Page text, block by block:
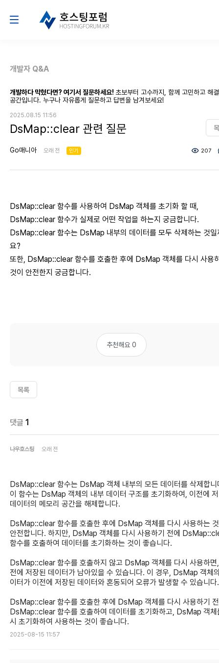
개발자 Q&A
개발하다 막혔다면? 여기서 질문하세요! 초보부터 고수까지, 함께 고민하고 해
공간입니다. 누구나 자유롭게 질문하고 답변을 남겨보세요!
2025.08.15 11:56
DsMap::clear 관련 질문
Go매니아 오래 전 인기 207
DsMap::clear 함수를 사용하여 DsMap 객체를 초기화 할 때,
DsMap::clear 함수가 실제로 어떤 작업을 하는지 궁금합니다.
DsMap::clear 함수는 DsMap 내부의 데이터를 모두 삭제하는 것일
요?
또한, DsMap::clear 함수를 호출한 후에 DsMap 객체를 다시 사용
것이 안전한지 궁금합니다.
추천해요 0
목록
댓글 1
나우호스팅 오래 전
DsMap::clear 함수는 DsMap 객체 내부의 모든 데이터를 삭제합니
이 함수는 DsMap 객체의 내부 데이터 구조를 초기화하여, 이전에
데이터의 메모리 공간을 해제합니다.
DsMap::clear 함수를 호출한 후에 DsMap 객체를 다시 사용하는
안전합니다. 하지만, DsMap 객체를 다시 사용하기 전에
함수를 호출하여 데이터를 초기화하는 것이 좋습니다.
DsMap::clear 함수를 호출하지 않고 DsMap 객체를 다시 사용하면
전에 저장된 데이터가 남아있을 수 있습니다. 이 경우, DsMap 객체
이터가 이전에 저장된 데이터와 혼동되어 오류가 발생할 수 있습니다.
DsMap::clear 함수를 호출한 후에 DsMap 객체를 다시 사용하기
DsMap::clear 함수를 호출하여 데이터를 초기화하고, DsMap 객체
시 초기화하여 사용하는 것이 좋습니다.
2025-08-15 11:57